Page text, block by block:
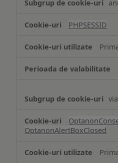
de
Cookie
necesare
PHPSESSID
OptanonAlertBoxClosed